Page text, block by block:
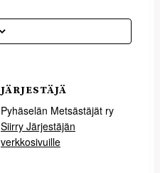
JÄRJESTÄJÄ
Pyhäselän Metsästäjät ry
Siirry Järjestäjän
verkkosivuille